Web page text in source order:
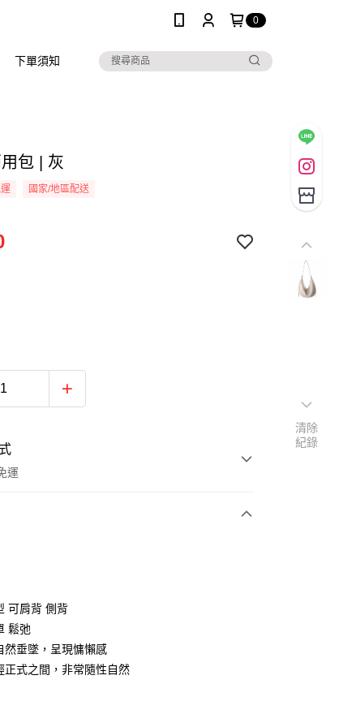
0
下單須知
包 | 灰
國家/地區配送
運
可肩背 側背
鬆弛
然垂墜，呈現慵懶感
正式之間，非常隨性自然
清除
紀錄